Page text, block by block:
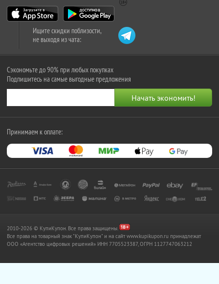
Ищите скидки поблизости,
не выходя из чата:
Сэкономьте до 90% при любых покупках
Подпишитесь на самые выгодные предложения
Принимаем к оплате:
2010-2026 © КупиКупон. Все права защищены.
Все права на товарный знак "КупиКупон" и на сайт www.kupikupon.ru принадлежат
OOO «Агентство цифровых решений» ИНН 7705523387, ОГРН 1127747063212